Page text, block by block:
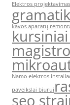
Elektros projektavimas
kavos aparatų
Namo elektros
paveikslai biurui
seo